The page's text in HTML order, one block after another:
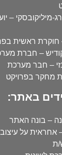
מיליקובסקי –
ראשית
קודיש – חברת
– חבר מערכת
מחקר בפרויקט
באתר:
– בונה האתר
אחראית על
ת